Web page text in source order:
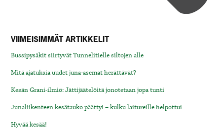
VIIMEISIMMÄT ARTIKKELIT
Bussipysäkit siirtyvät Tunnelitielle siltojen alle
Mitä ajatuksia uudet juna-asemat herättävät?
Kesän Grani-ilmiö: Jättijäätelöitä jonotetaan jopa tunti
Junaliikenteen kesätauko päättyi – kulku laitureille helpottui
Hyvää kesää!